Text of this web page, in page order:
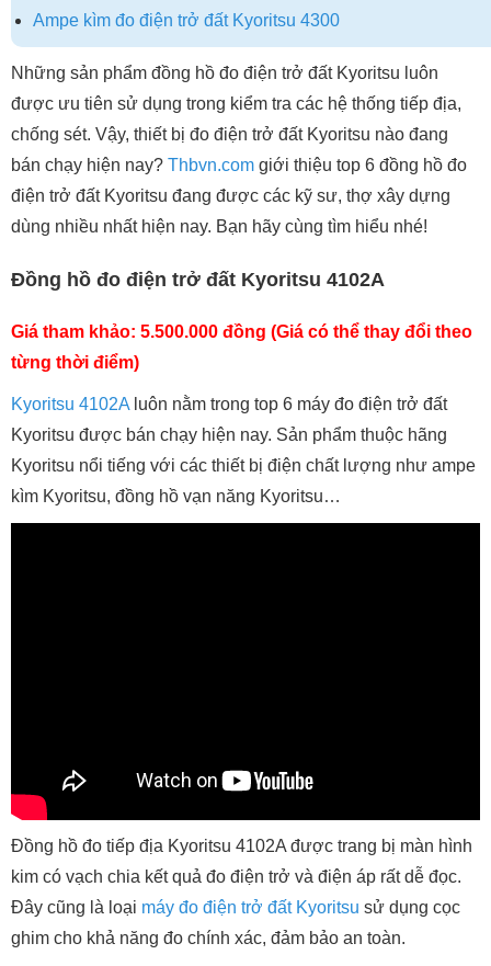
Ampe kìm đo điện trở đất Kyoritsu 4300
Những sản phẩm đồng hồ đo điện trở đất Kyoritsu luôn
được ưu tiên sử dụng trong kiểm tra các hệ thống tiếp địa,
chống sét. Vậy, thiết bị đo điện trở đất Kyoritsu nào đang
bán chạy hiện nay? Thbvn.com giới thiệu top 6 đồng hồ đo
điện trở đất Kyoritsu đang được các kỹ sư, thợ xây dựng
dùng nhiều nhất hiện nay. Bạn hãy cùng tìm hiểu nhé!
Đồng hồ đo điện trở đất Kyoritsu 4102A
Giá tham khảo: 5.500.000 đồng (Giá có thể thay đổi theo
từng thời điểm)
Kyoritsu 4102A luôn nằm trong top 6 máy đo điện trở đất
Kyoritsu được bán chạy hiện nay. Sản phẩm thuộc hãng
Kyoritsu nổi tiếng với các thiết bị điện chất lượng như ampe
kìm Kyoritsu, đồng hồ vạn năng Kyoritsu…
Đồng hồ đo tiếp địa Kyoritsu 4102A được trang bị màn hình
kim có vạch chia kết quả đo điện trở và điện áp rất dễ đọc.
Đây cũng là loại máy đo điện trở đất Kyoritsu sử dụng cọc
ghim cho khả năng đo chính xác, đảm bảo an toàn.